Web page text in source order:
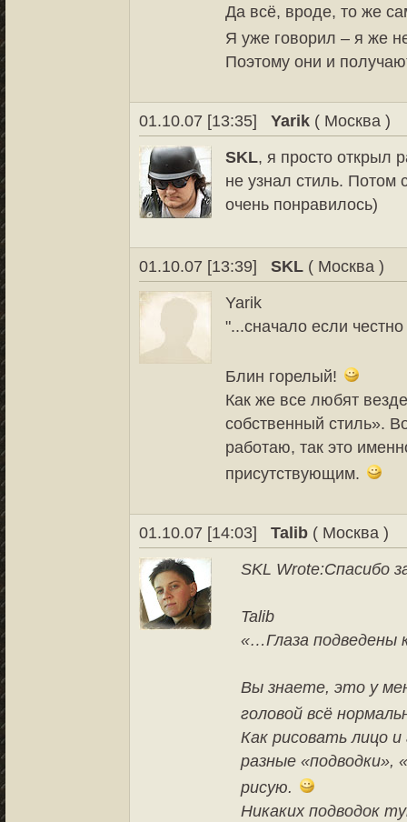
Да всё, вроде, то же
Я уже говорил – я же
Поэтому они и
01.10.07 [13:35] Yarik ( Москва )
SKL, я просто открыл
не узнал стиль. Потом
очень понравилось)
01.10.07 [13:39] SKL ( Москва )
Yarik
"...сначало если
Блин горелый!
Как же все любят
собственный стиль».
работаю, так это
присутствующим.
01.10.07 [14:03] Talib ( Москва )
SKL Wrote:Спасибо
Talib
«…Глаза подведены
Вы знаете, это у
головой всё
Как рисовать лицо
разные «подводки»,
рисую.
Никаких подводок